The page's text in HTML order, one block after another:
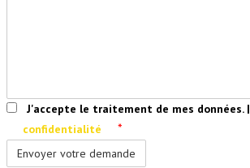
J'accepte le traitement de mes données. |
confidentialité
*